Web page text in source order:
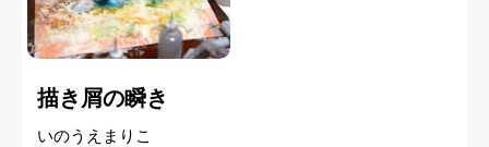
描き屑の瞬き
いのうえまりこ